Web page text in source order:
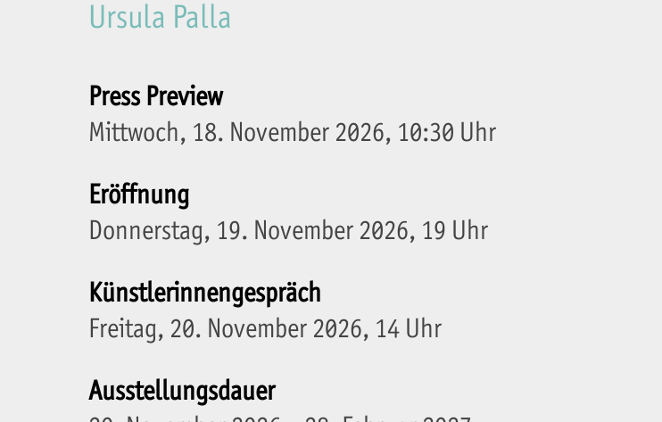
Ursula Palla
Press Preview
Mittwoch, 18. November 2026, 10:30 Uhr
Eröffnung
Donnerstag, 19. November 2026, 19 Uhr
Künstlerinnengespräch
Freitag, 20. November 2026, 14 Uhr
Ausstellungsdauer